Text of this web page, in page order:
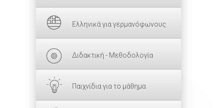
Ελληνικά για γερμανόφωνους
Διδακτική - Μεθοδολογία
Παιχνίδια για το μάθημα